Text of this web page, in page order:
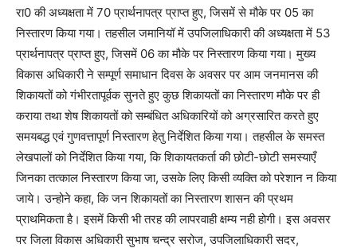
रा0 की अध्यक्षता में 70 प्रार्थनापत्र प्राप्त हुए, जिसमें से मौके पर 05 का
निस्तारण किया गया। तहसील जमानियॉ में उपजिलाधिकारी की अध्यक्षता में 53
प्रार्थनापत्र प्राप्त हुए, जिसमें 06 का मौके पर निस्तारण किया गया। मुख्य
विकास अधिकारी ने सम्पूर्ण समाधान दिवस के अवसर पर आम जनमानस की
शिकायतों को गंभीरतापूर्वक सुनते हुए कुछ शिकायतों का निस्तारण मौके पर ही
कराया तथा शेष शिकायतों को सम्बंधित अधिकारियों को अग्रसारित करते हुए
समयबद्ध एवं गुणवत्तापूर्ण निस्तारण हेतु निर्देशित किया गया। तहसील के समस्त
लेखपालों को निर्देशित किया गया, कि शिकायतकर्ता की छोटी-छोटी समस्याएँ
जिनका तत्काल निस्तारण किया जा, उसके लिए किसी व्यक्ति को परेशान न किया
जाये। उन्होने कहा, कि जन शिकायतों का निस्तारण शासन की प्रथम
प्राथमिकता है। इसमें किसी भी तरह की लापरवाही क्षम्य नही होगी। इस अवसर
पर जिला विकास अधिकारी सुभाष चन्द्र सरोज, उपजिलाधिकारी सदर,